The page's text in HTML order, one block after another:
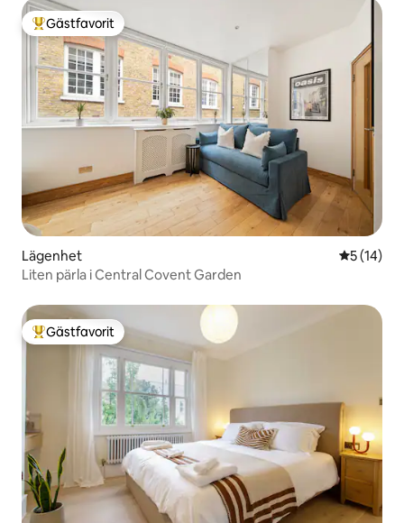
Populär gästfavorit
Gästfavorit
Lägenhet 5 av 5 i
5 (14)
Liten pärla i Central Covent Garden
Populär gästfavorit
Gästfavorit